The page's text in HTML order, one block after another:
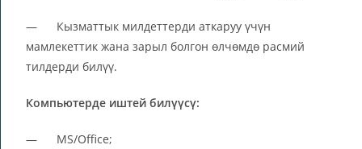
— Кызматтык милдеттерди аткаруу үчүн
мамлекеттик жана зарыл болгон өлчөмдө расмий
тилдерди билүү.
Компьютерде иштей билүүсү:
— MS/Office;